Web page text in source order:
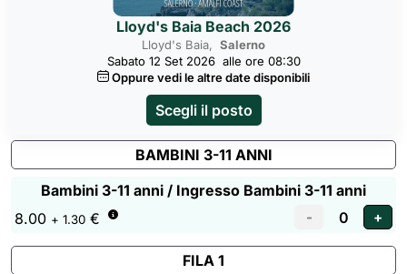
Lloyd's Baia Beach 2026
Lloyd's Baia, Salerno
Sabato 12 Set 2026 alle ore 08:30
Oppure vedi le altre date disponibili
Scegli il posto
BAMBINI 3-11 ANNI
Bambini 3-11 anni / Ingresso Bambini 3-11 anni
8.00 + 1.30 €
FILA 1